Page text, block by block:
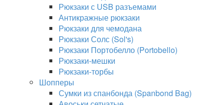
Рюкзаки с USB разъемами
Антикражные рюкзаки
Рюкзаки для чемодана
Рюкзаки Солс (Sol's)
Рюкзаки Портобелло (Portobello)
Рюкзаки-мешки
Рюкзаки-торбы
Шопперы
Сумки из спанбонда (Spanbond Bag)